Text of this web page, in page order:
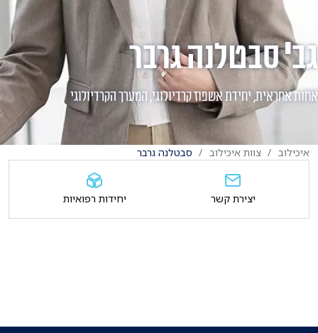
גב' סבטלנה גרבר
אחות אחראית, יחידת אשפוז קרדיולוגי, המערך הקרדיולוגי
איכילוב צוות איכילוב סבטלנה גרבר
יצירת קשר יחידות רפואיות